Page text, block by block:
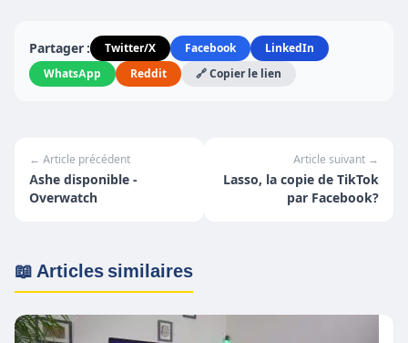
Partager : Twitter/X Facebook
LinkedIn
WhatsApp
Reddit 🔗 Copier le lien
← Article précédent
Ashe disponible -
Overwatch
Article suivant →
Lasso, la copie de TikTok
par Facebook?
📖 Articles similaires